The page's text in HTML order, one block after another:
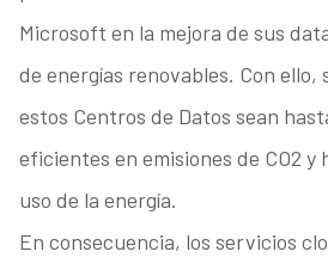
Microsoft en la mejora de sus
de energías renovables. Con ello,
estos Centros de Datos sean
eficientes en emisiones de CO2 y
uso de la energía.
En consecuencia, los servicios